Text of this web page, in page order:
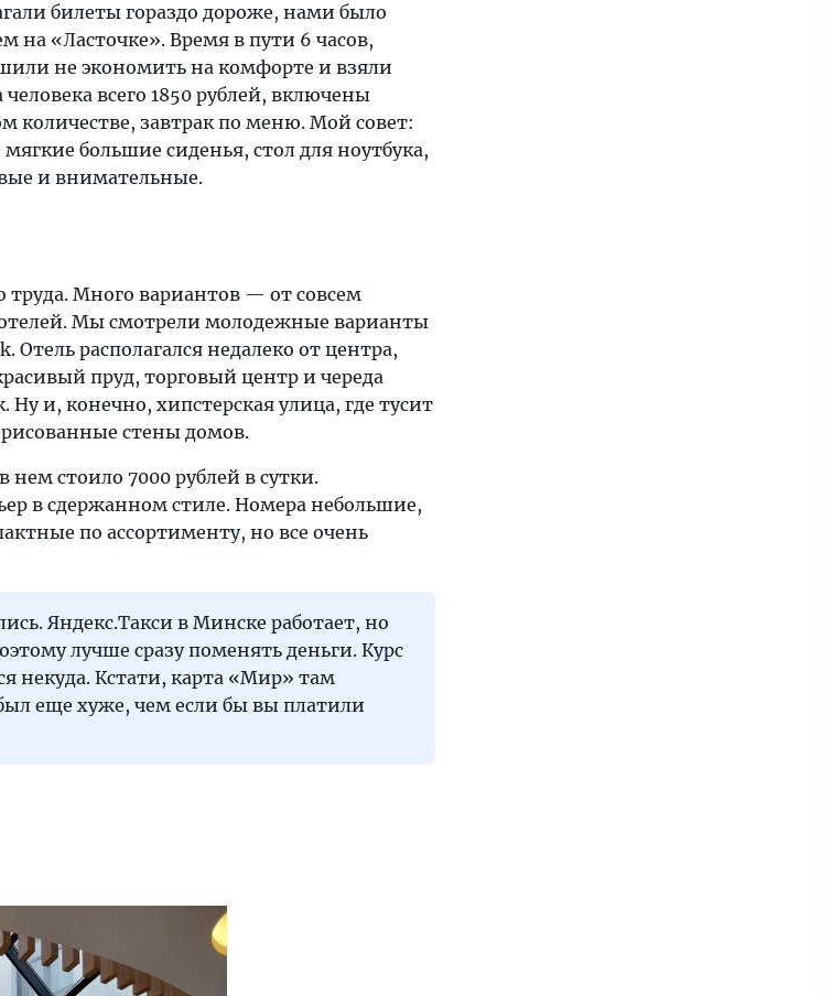
билеты гораздо дороже, нами было
на «Ласточке». Время в пути 6 часов,
не экономить на комфорте и взяли
всего 1850 рублей, включены
количестве, завтрак по меню. Мой совет:
большие сиденья, стол для ноутбука,
и внимательные.
труда. Много вариантов — от совсем
Мы смотрели молодежные варианты
располагался недалеко от центра,
пруд, торговый центр и череда
и, конечно, хипстерская улица, где тусит
стены домов.
стоило 7000 рублей в сутки.
в сдержанном стиле. Номера небольшие,
по ассортименту, но все очень
Яндекс.Такси в Минске работает, но
лучше сразу поменять деньги. Курс
некуда. Кстати, карта «Мир» там
еще хуже, чем если бы вы платили